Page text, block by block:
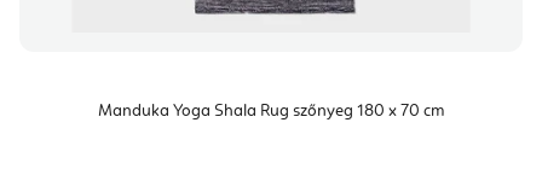
Manduka Yoga Shala Rug szőnyeg 180 x 70 cm